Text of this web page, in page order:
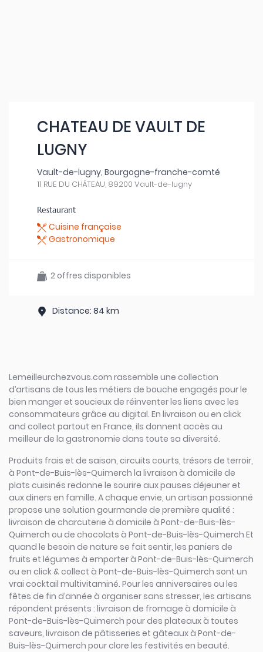
CHATEAU DE VAULT DE
LUGNY
Vault-de-lugny, Bourgogne-franche-comté
11 RUE DU CHÂTEAU, 89200 Vault-de-lugny
Restaurant
Cuisine française
Gastronomique
2 offres disponibles
Distance: 84 km
Lemeilleurchezvous.com rassemble une collection
d’artisans de tous les métiers de bouche engagés pour le
bien manger et soucieux de réinventer les liens avec les
consommateurs grâce au digital. En livraison ou en click
and collect partout en France, ils donnent accès au
meilleur de la gastronomie dans toute sa diversité.
Produits frais et de saison, circuits courts, trésors de terroir,
à Pont-de-Buis-lès-Quimerch la livraison à domicile de
plats cuisinés redonne le sourire aux pauses déjeuner et
aux diners en famille. A chaque envie, un artisan passionné
propose une solution gourmande de première qualité :
livraison de charcuterie à domicile à Pont-de-Buis-lès-
Quimerch ou de chocolats à Pont-de-Buis-lès-Quimerch Et
quand le besoin de nature se fait sentir, les paniers de
fruits et légumes à emporter à Pont-de-Buis-lès-Quimerch
ou en click & collect à Pont-de-Buis-lès-Quimerch sont un
vrai cocktail multivitaminé. Pour les anniversaires ou les
fêtes de fin d’année à organiser sans stresser, les artisans
répondent présents : livraison de fromage à domicile à
Pont-de-Buis-lès-Quimerch pour des plateaux à toutes
saveurs, livraison de pâtisseries et gâteaux à Pont-de-
Buis-lès-Quimerch pour clore les festivités en beauté.